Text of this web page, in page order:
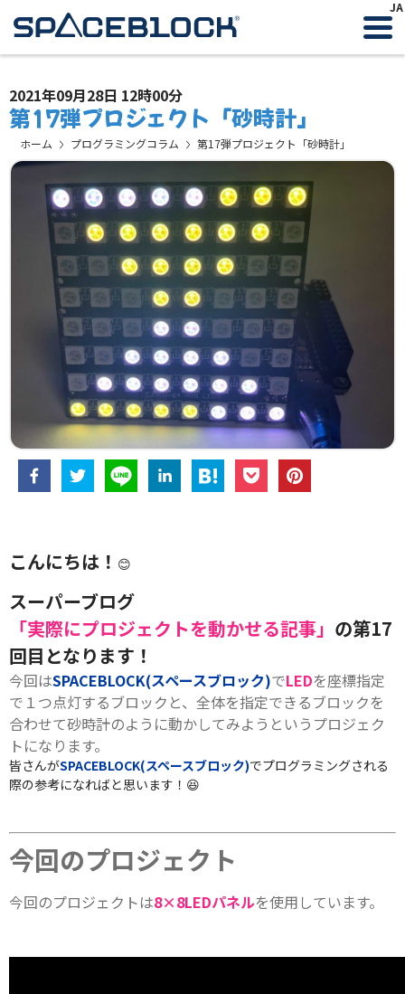
JA
2021年09月28日 12時00分
第17弾プロジェクト「砂時計」
ホーム プログラミングコラム 第17弾プロジェクト「砂時計」
こんにちは！ 😊
スーパーブログ
「実際にプロジェクトを動かせる記事」 の第17
回目となります！
今回はSPACEBLOCK(スペースブロック)でLEDを座標指定
で１つ点灯するブロックと、全体を指定できるブロックを
合わせて砂時計のように動かしてみようというプロジェク
トになります。
皆さんがSPACEBLOCK(スペースブロック)でプログラミングされる
際の参考になればと思います！😆
今回のプロジェクト
今回のプロジェクトは8×8LEDパネルを使用しています。